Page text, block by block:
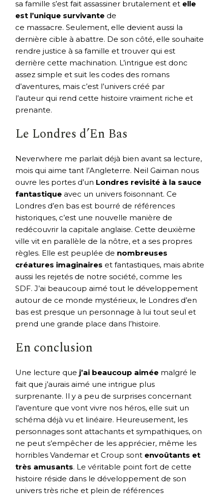
sa famille s’est fait assassiner brutalement et elle
est l’unique survivante de
ce massacre. Seulement, elle devient aussi la
dernière cible à abattre. De son côté, elle souhaite
rendre justice à sa famille et trouver qui est
derrière cette machination. L’intrigue est donc
assez simple et suit les codes des romans
d’aventures, mais c’est l’univers créé par
l’auteur qui rend cette histoire vraiment riche et
prenante.
Le Londres d’En Bas
Neverwhere me parlait déjà bien avant sa lecture,
mois qui aime tant l’Angleterre. Neil Gaiman nous
ouvre les portes d’un Londres revisité à la sauce
fantastique avec un univers foisonnant. Ce
Londres d’en bas est bourré de références
historiques, c’est une nouvelle manière de
redécouvrir la capitale anglaise. Cette deuxième
ville vit en parallèle de la nôtre, et a ses propres
règles. Elle est peuplée de nombreuses
créatures imaginaires et fantastiques, mais abrite
aussi les rejetés de notre société, comme les
SDF. J’ai beaucoup aimé tout le développement
autour de ce monde mystérieux, le Londres d’en
bas est presque un personnage à lui tout seul et
prend une grande place dans l’histoire.
En conclusion
Une lecture que j’ai beaucoup aimée malgré le
fait que j’aurais aimé une intrigue plus
surprenante. Il y a peu de surprises concernant
l’aventure que vont vivre nos héros, elle suit un
schéma déjà vu et linéaire. Heureusement, les
personnages sont attachants et sympathiques, on
ne peut s’empêcher de les apprécier, même les
horribles Vandemar et Croup sont envoûtants et
très amusants. Le véritable point fort de cette
histoire réside dans le développement de son
univers très riche et plein de références